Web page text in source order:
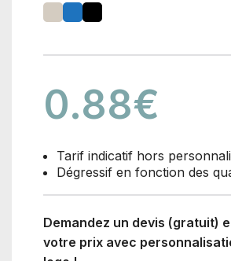
0.88€
Tarif indicatif hors
Dégressif en fonction des
Demandez un devis (gratuit)
votre prix avec